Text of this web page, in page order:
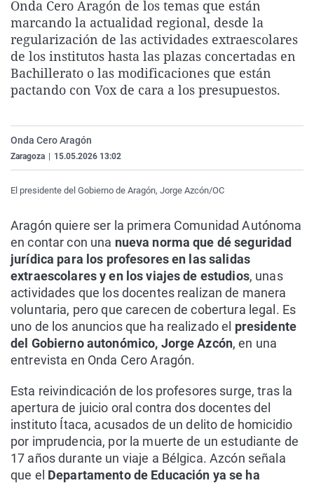
La rosa de los vientos
Gente viajera
Como el perro y el
Caso
Retornados
Equipo de
Operación Viuda
Extremadura
Galicia
La Rioja
Navarra
Virales
Televisión
Elecciones
Onda Cero Aragón de los temas que están
marcando la actualidad regional, desde la
regularización de las actividades extraescolares
de los institutos hasta las plazas concertadas en
Bachillerato o las modificaciones que están
pactando con Vox de cara a los presupuestos.
Onda Cero Aragón
Zaragoza 15.05.2026 13:02
El presidente del Gobierno de Aragón, Jorge Azcón/OC
Aragón quiere ser la primera Comunidad Autónoma
en contar con una nueva norma que dé seguridad
jurídica para los profesores en las salidas
extraescolares y en los viajes de estudios, unas
actividades que los docentes realizan de manera
voluntaria, pero que carecen de cobertura legal. Es
uno de los anuncios que ha realizado el presidente
del Gobierno autonómico, Jorge Azcón, en una
entrevista en Onda Cero Aragón.
Esta reivindicación de los profesores surge, tras la
apertura de juicio oral contra dos docentes del
instituto Ítaca, acusados de un delito de homicidio
por imprudencia, por la muerte de un estudiante de
17 años durante un viaje a Bélgica. Azcón señala
que el Departamento de Educación ya se ha